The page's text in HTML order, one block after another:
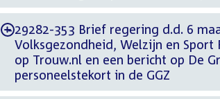
-29282-353 Brief regering d.d. 6
Volksgezondheid, Welzijn en
op Trouw.nl en een bericht op De
personeelstekort in de GGZ